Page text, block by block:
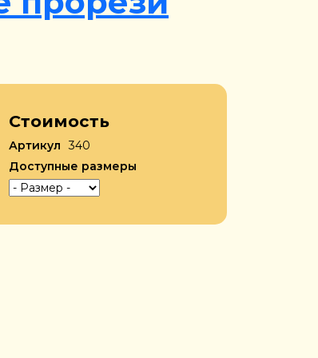
Стоимость
Артикул 340
Доступные размеры